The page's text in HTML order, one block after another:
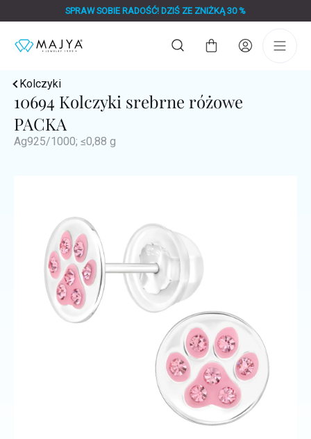
do
SPRAW SOBIE RADOŚĆ! DZIŚ ZE ZNIŻKĄ 30 %
Koszyk
Kolczyki
10694 Kolczyki srebrne różowe
PACKA
Ag925/1000; ≤0,88 g